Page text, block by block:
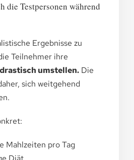
die Testpersonen während
Ergebnisse zu
Teilnehmer ihre
umstellen. Die
sich weitgehend
Mahlzeiten pro Tag